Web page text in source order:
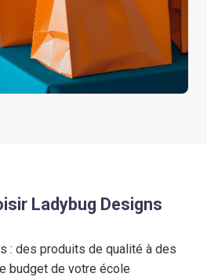
Ladybug Designs
: des produits de qualité à des
budget de votre école